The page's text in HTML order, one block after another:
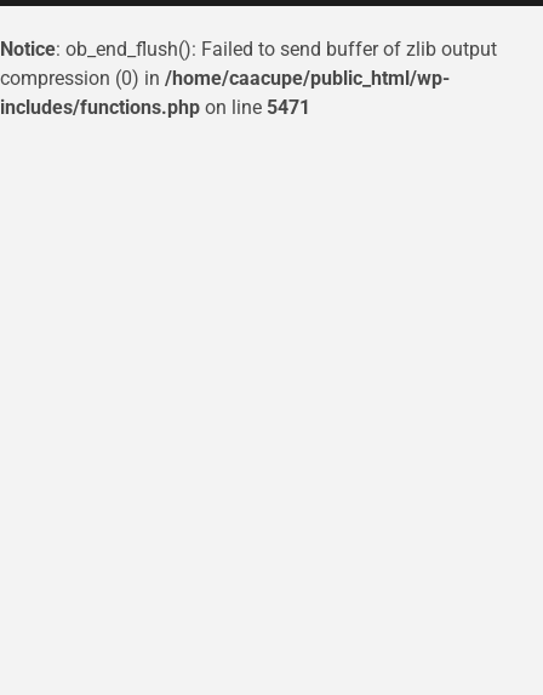
Notice: ob_end_flush(): Failed to send buffer of zlib output
compression (0) in /home/caacupe/public_html/wp-
includes/functions.php on line 5471